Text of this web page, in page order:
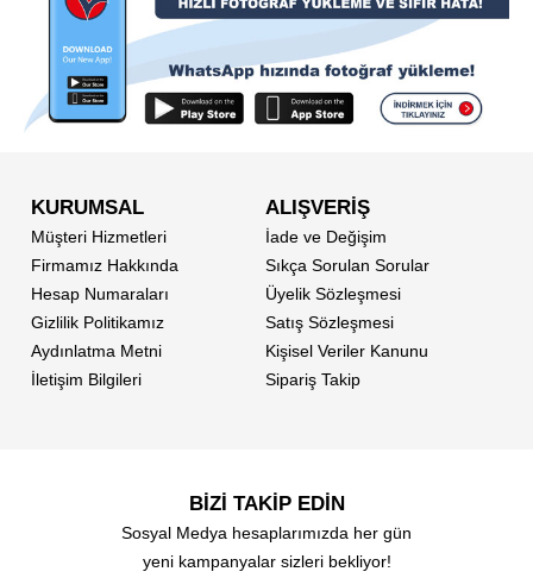
KURUMSAL
Müşteri Hizmetleri
Firmamız Hakkında
Hesap Numaraları
Gizlilik Politikamız
Aydınlatma Metni
İletişim Bilgileri
ALIŞVERİŞ
İade ve Değişim
Sıkça Sorulan Sorular
Üyelik Sözleşmesi
Satış Sözleşmesi
Kişisel Veriler Kanunu
Sipariş Takip
BİZİ TAKİP EDİN
Sosyal Medya hesaplarımızda her gün
yeni kampanyalar sizleri bekliyor!